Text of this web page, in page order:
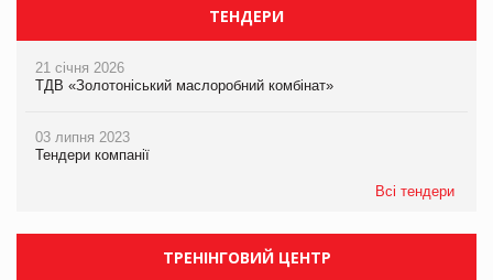
ТЕНДЕРИ
21 січня 2026
ТДВ «Золотоніський маслоробний комбінат»
03 липня 2023
Тендери компанії
Всі тендери
ТРЕНІНГОВИЙ ЦЕНТР